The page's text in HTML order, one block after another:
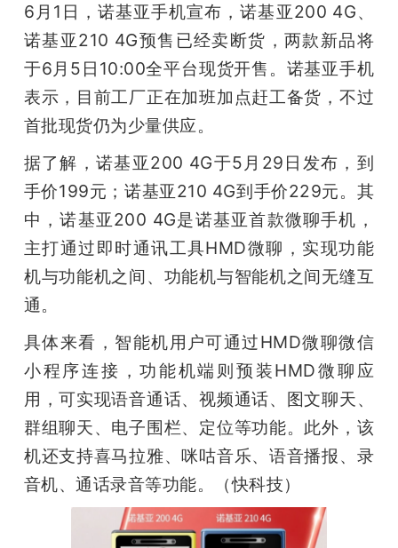
6月1日，诺基亚手机宣布，诺基亚200 4G、
诺基亚210 4G预售已经卖断货，两款新品将
于6月5日10:00全平台现货开售。诺基亚手机
表示，目前工厂正在加班加点赶工备货，不过
首批现货仍为少量供应。
据了解，诺基亚200 4G于5月29日发布，到
手价199元；诺基亚210 4G到手价229元。其
中，诺基亚200 4G是诺基亚首款微聊手机，
主打通过即时通讯工具HMD微聊，实现功能
机与功能机之间、功能机与智能机之间无缝互
通。
具体来看，智能机用户可通过HMD微聊微信
小程序连接，功能机端则预装HMD微聊应
用，可实现语音通话、视频通话、图文聊天、
群组聊天、电子围栏、定位等功能。此外，该
机还支持喜马拉雅、咪咕音乐、语音播报、录
音机、通话录音等功能。（快科技）